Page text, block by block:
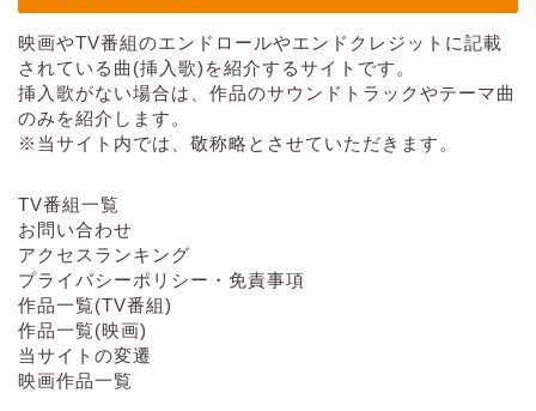
映画やTV番組のエンドロールやエンドクレジットに記載
されている曲(挿入歌)を紹介するサイトです。
挿入歌がない場合は、作品のサウンドトラックやテーマ曲
のみを紹介します。
※当サイト内では、敬称略とさせていただきます。
TV番組一覧
お問い合わせ
アクセスランキング
プライバシーポリシー・免責事項
作品一覧(TV番組)
作品一覧(映画)
当サイトの変遷
映画作品一覧